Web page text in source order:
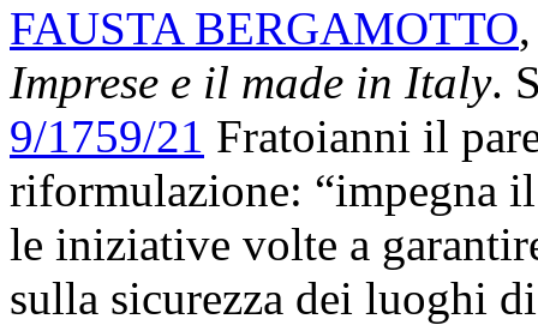
FAUSTA BERGAMOTTO,
Imprese e il made in Italy.
9/1759/21 Fratoianni il
riformulazione: “impegna
le iniziative volte a
sulla sicurezza dei luoghi